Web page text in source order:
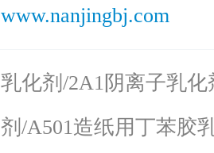
www.nanjingbj.com
乳化剂/2A1阴离子乳
剂/A501造纸用丁苯胶